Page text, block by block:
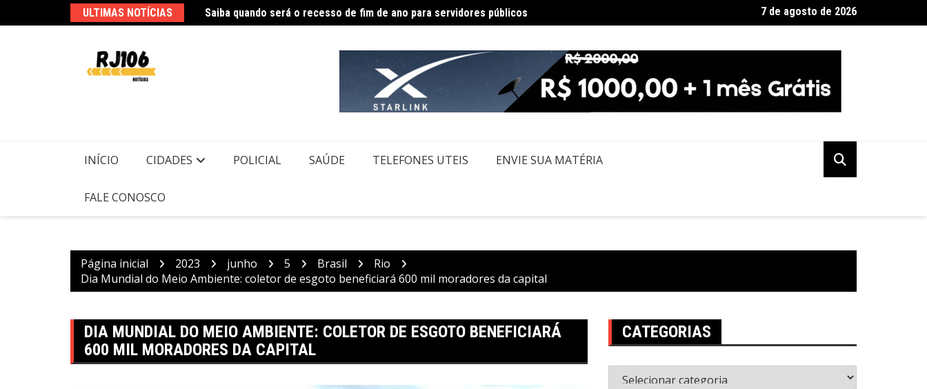
para
ULTIMAS NOTÍCIAS
Polícia Federal indicia 16 pessoas por queda de avião da Voepass
Incêndio em fábrica em Itaquaquecetuba é extinto após 33 horas
7 de agosto de 2026
INÍCIO CIDADES POLICIAL SAÚDE TELEFONES UTEIS ENVIE SUA MATÉRIA
FALE CONOSCO
Página inicial 2023 junho 5 Brasil
Rio
Dia Mundial do Meio Ambiente: coletor de esgoto beneficiará 600 mil moradores da capital
DIA MUNDIAL DO MEIO AMBIENTE: COLETOR DE ESGOTO BENEFICIARÁ
600 MIL MORADORES DA CAPITAL
CATEGORIAS
Categorias